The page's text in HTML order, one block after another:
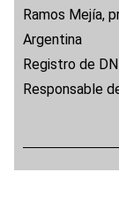
Ramos Mejía,
Argentina
Registro de
Responsable